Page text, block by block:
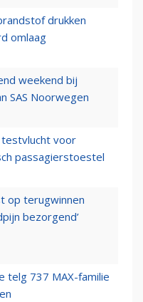
drukken
omlaag
weekend bij
SAS Noorwegen
voor
passagierstoestel
op terugwinnen
bezorgend’
telg 737 MAX-familie